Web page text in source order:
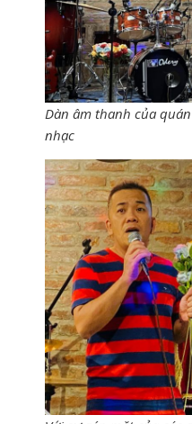
Dàn âm thanh của
nhạc